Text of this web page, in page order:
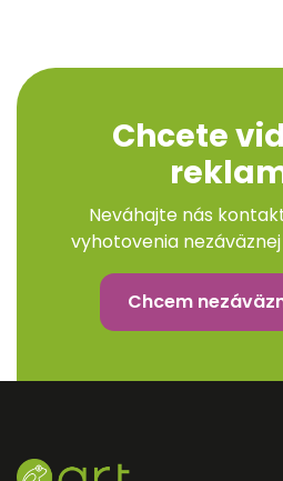
Chcete
Neváhajte nás
vyhotovenia
Chcem